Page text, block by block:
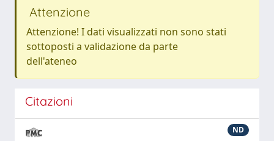
Attenzione
Attenzione! I dati visualizzati non sono stati
sottoposti a validazione da parte
dell'ateneo
Citazioni
ND